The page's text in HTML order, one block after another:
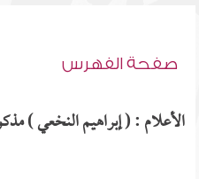
صفحة الفهرس
الأعلام : ( إبراهيم النخعي )